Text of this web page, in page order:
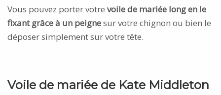
Vous pouvez porter votre voile de mariée long en le
fixant grâce à un peignesur votre chignon ou bien le
déposer simplement sur votre tête.
Voile de mariée de Kate Middleton